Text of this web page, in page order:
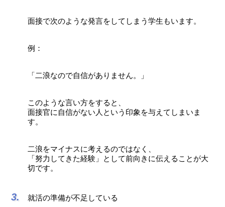
面接で次のような発言をしてしまう学生もいます。
例：
「二浪なので自信がありません。」
このような言い方をすると、
面接官に自信がない人という印象を与えてしまいま
す。
二浪をマイナスに考えるのではなく、
「努力してきた経験」として前向きに伝えることが大
切です。
就活の準備が不足している